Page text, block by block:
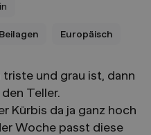
Beilagen Europäisch
und grau ist, dann
Teller.
Kürbis da ja ganz hoch
Woche passt diese